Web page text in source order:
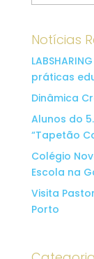
Notícias
práticas
Dinâmica
Alunos do
“Tapetão
Colégio
Escola na
Visita
Porto